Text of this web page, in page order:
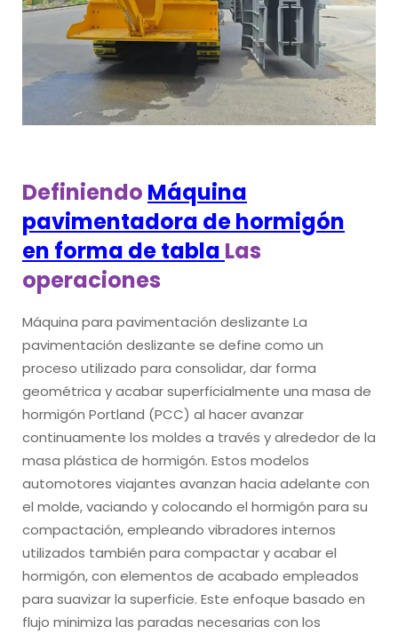
Definiendo Máquina
pavimentadora de hormigón
en forma de tabla Las
operaciones
Máquina para pavimentación deslizante La
pavimentación deslizante se define como un
proceso utilizado para consolidar, dar forma
geométrica y acabar superficialmente una masa de
hormigón Portland (PCC) al hacer avanzar
continuamente los moldes a través y alrededor de la
masa plástica de hormigón. Estos modelos
automotores viajantes avanzan hacia adelante con
el molde, vaciando y colocando el hormigón para su
compactación, empleando vibradores internos
utilizados también para compactar y acabar el
hormigón, con elementos de acabado empleados
para suavizar la superficie. Este enfoque basado en
flujo minimiza las paradas necesarias con los